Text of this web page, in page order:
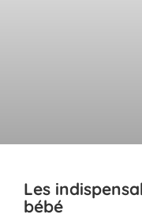
Les
bébé